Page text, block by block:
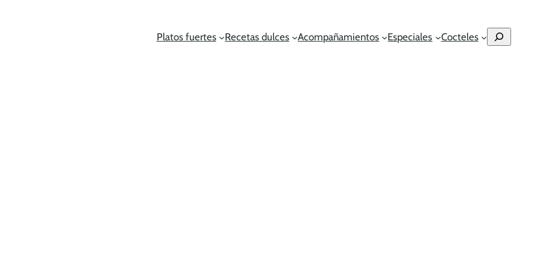
Platos fuertes Recetas dulces Acompañamientos Especiales Cocteles Buscar